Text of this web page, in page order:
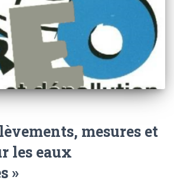
mesures et
les eaux
»